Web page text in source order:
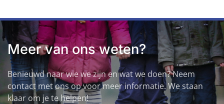
Meer van ons weten?
Benieuwd naar wie we zijn en wat we doen? Neem
contact met ons op voor meer informatie. We staan
klaar om je te helpen!